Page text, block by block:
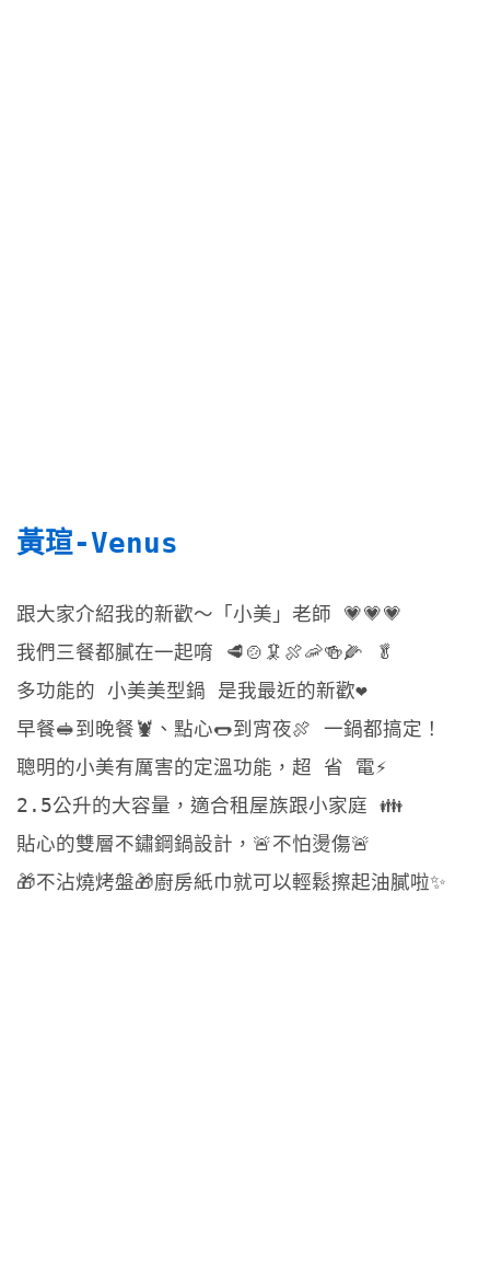
黃瑄-Venus
跟大家介紹我的新歡～「小美」老師 💗💗💗
我們三餐都膩在一起唷 🥩🍲🦑🍖🦐🍻🌽 🥬
多功能的 小美美型鍋 是我最近的新歡❤️
早餐🥪到晚餐🦞、點心🌭到宵夜🍖 一鍋都搞定！
聰明的小美有厲害的定溫功能，超 省 電⚡️
2.5公升的大容量，適合租屋族跟小家庭 👪
貼心的雙層不鏽鋼鍋設計，🚨不怕燙傷🚨
🎁不沾燒烤盤🎁廚房紙巾就可以輕鬆擦起油膩啦✨